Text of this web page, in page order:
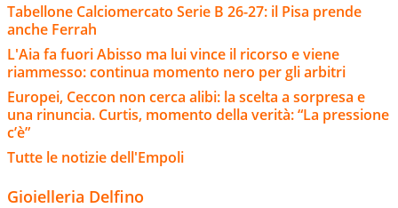
Tabellone Calciomercato Serie B 26-27: il Pisa prende
anche Ferrah
L'Aia fa fuori Abisso ma lui vince il ricorso e viene
riammesso: continua momento nero per gli arbitri
Europei, Ceccon non cerca alibi: la scelta a sorpresa e
una rinuncia. Curtis, momento della verità: “La pressione
c’è”
Tutte le notizie dell'Empoli
Gioielleria Delfino